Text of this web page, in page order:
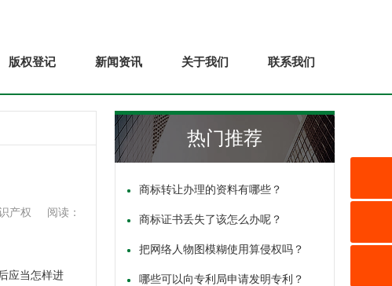
版权登记 新闻资讯 关于我们 联系我们
阅读：
产权
应当怎样进
热门推荐
商标转让办理的资料有哪些？
商标证书丢失了该怎么办呢？
把网络人物图模糊使用算侵权吗？
哪些可以向专利局申请发明专利？